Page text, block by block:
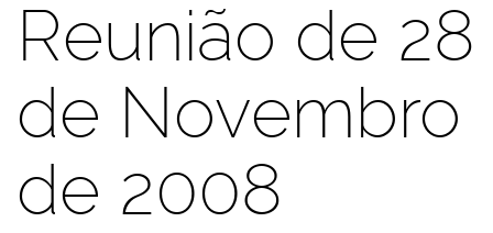
Reunião de 28
de Novembro
de 2008